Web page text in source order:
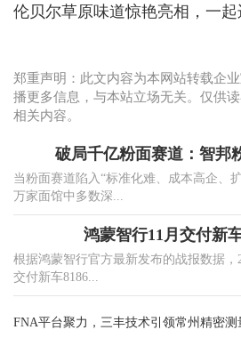
伦贝尔草原味道惊艳亮相，一起
郑重声明：此文内容为本网站转载企
播更多信息，与本站立场无关。仅供
相关内容。
破局千亿粉面赛道：智邦
当粉面赛道陷入“标准化难、成本高企
万家面馆中多数深...
鸿蒙智行11月交付新
根据鸿蒙智行官方最新发布的战报数据，
交付新车8186...
FNA平台聚力，三丰技术引领常州精密测